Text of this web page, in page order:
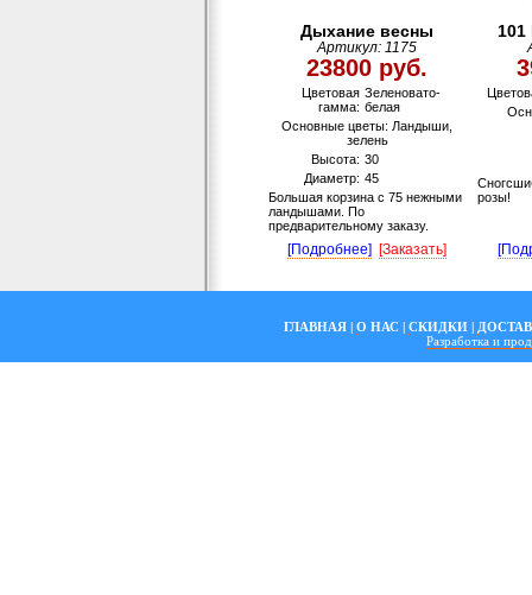
Дыхание весны
Артикул: 1175
23800 руб.
Цветовая
гамма:
Зеленовато-
белая
Основные цветы: Ландыши,
зелень
Высота: 30
Диаметр: 45
Большая корзина с 75 нежными
ландышами. По
предварительному заказу.
101
розы!
[Подробнее] [Заказать]
ГЛАВНАЯ | О НАС | СКИДКИ |
Разработка и